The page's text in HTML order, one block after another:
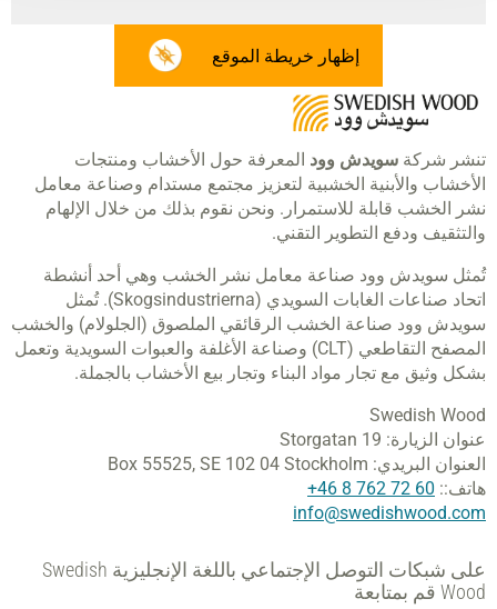
إظهار خريطة الموقع
تنشر شركة سويدش وود المعرفة حول الأخشاب ومنتجات
الأخشاب والأبنية الخشبية لتعزيز مجتمع مستدام وصناعة معامل
نشر الخشب قابلة للاستمرار. ونحن نقوم بذلك من خلال الإلهام
والتثقيف ودفع التطوير التقني.
تُمثل سويدش وود صناعة معامل نشر الخشب وهي أحد أنشطة
اتحاد صناعات الغابات السويدي (Skogsindustrierna). تُمثل
سويدش وود صناعة الخشب الرقائقي الملصوق (الجلولام) والخشب
المصفح التقاطعي (CLT) وصناعة الأغلفة والعبوات السويدية وتعمل
بشكل وثيق مع تجار مواد البناء وتجار بيع الأخشاب بالجملة.
Swedish Wood
عنوان الزيارة: Storgatan 19
العنوان البريدي:
Box 55525, SE 102 04 Stockholm
هاتف:: 60 72 762 8 46+
info@swedishwood.com
على شبكات التوصل الإجتماعي باللغة الإنجليزية Swedish
Wood قم بمتابعة